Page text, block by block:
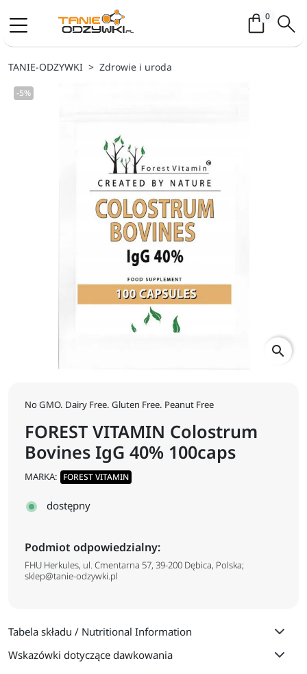
0Koszyk /
TANIE-ODZYWKI Zdrowie i uroda
-5%
search
No GMO. Dairy Free. Gluten Free. Peanut Free
FOREST VITAMIN Colostrum
Bovines IgG 40% 100caps
MARKA: FOREST VITAMIN
dostępny
Podmiot odpowiedzialny:
FHU Herkules, ul. Cmentarna 57, 39-200 Dębica, Polska;
sklep@tanie-odzywki.pl
Tabela składu / Nutritional Information
Wskazówki dotyczące dawkowania